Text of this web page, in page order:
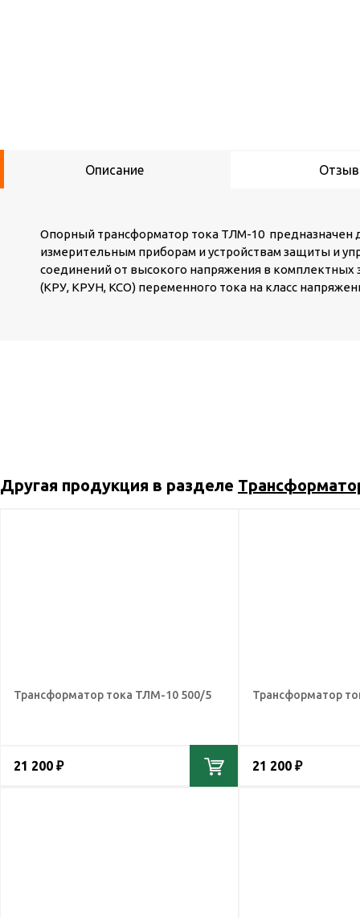
Описание
Опорный трансформатор тока ТЛМ-10 предназначен
измерительным приборам и устройствам защиты и
соединений от высокого напряжения в комплектных
(КРУ, КРУН, КСО) переменного тока на класс
Другая продукция в разделе
Трансформатор тока ТЛМ-10 500/5
21 200 ₽
Трансформатор
21 200 ₽